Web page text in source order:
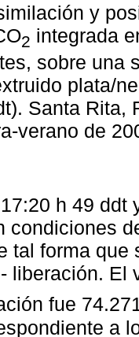
y
2 integrada
sobre una
plata/
Santa Rita,
verano de
h 49 ddt
condiciones
tal forma
liberación. El
fue
a